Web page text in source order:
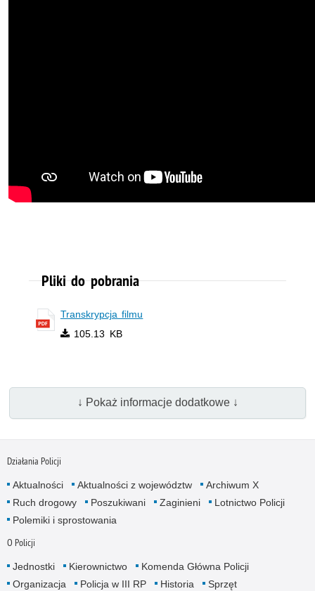
Pliki do pobrania
Transkrypcja filmu
105.13 KB
↓ Pokaż informacje dodatkowe ↓
Działania Policji
Aktualności Aktualności z województw
Archiwum X
Ruch drogowy
Poszukiwani Zaginieni
Lotnictwo Policji
Polemiki i sprostowania
O Policji
Jednostki Kierownictwo
Komenda Główna Policji
Organizacja
Policja w III RP Historia
Sprzęt